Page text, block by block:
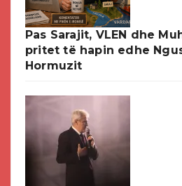
Pas Sarajit, VLEN dhe
pritet të hapin edhe
Hormuzit